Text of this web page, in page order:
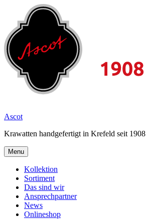
content
Ascot
Krawatten handgefertigt in Krefeld seit 1908
Menu
Kollektion
Sortiment
Das sind wir
Ansprechpartner
News
Onlineshop